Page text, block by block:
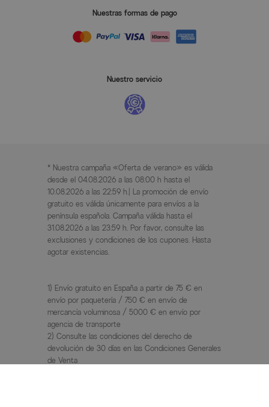
Nuestras formas de pago
Nuestro servicio
* Nuestra campaña «Oferta de verano» es válida
desde el 04.08.2026 a las 08:00 h hasta el
10.08.2026 a las 22:59 h.| La promoción de envío
gratuito es válida únicamente para envíos a la
península española. Campaña válida hasta el
31.08.2026 a las 23:59 h. Por favor, consulte las
exclusiones y condiciones de los cupones. Hasta
agotar existencias.
1) Envío gratuito en España a partir de 75 € en
envío por paquetería / 750 € en envío de
mercancía voluminosa / 5000 € en envío por
agencia de transporte
2) Consulte las condiciones del derecho de
devolución de 30 días en las Condiciones Generales
de Venta